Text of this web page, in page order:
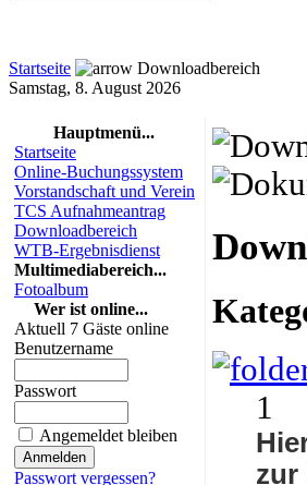
Startseite
Downloadbereich
Samstag, 8. August 2026
Hauptmenü...
Startseite
Online-Buchungssystem
Vorstandschaft und Verein
TCS Aufnahmeantrag
Downloadbereich
WTB-Ergebnisdienst
Multimediabereich...
Fotoalbum
Wer ist online...
Aktuell 7 Gäste online
Benutzername
Passwort
Angemeldet bleiben
Passwort vergessen?
1
zur